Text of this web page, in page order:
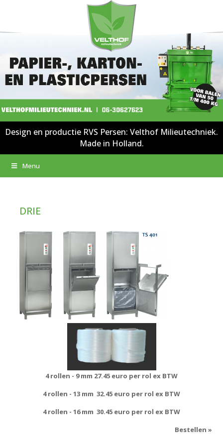
Design en productie RVS Persen: Velthof Milieutechniek.
Made in Holland.
Menu
DRIE
4 rollen - 9 mm 27.45 euro per rol ex BTW
4 rollen - 13 mm 32.45 euro per rol ex BTW
4 rollen - 16 mm 30.45 euro per rol ex BTW
Bestellen »